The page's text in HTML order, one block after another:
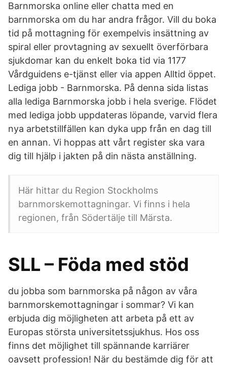
Barnmorska online eller chatta med en
barnmorska om du har andra frågor. Vill du boka
tid på mottagning för exempelvis insättning av
spiral eller provtagning av sexuellt överförbara
sjukdomar kan du enkelt boka tid via 1177
Vårdguidens e-tjänst eller via appen Alltid öppet.
Lediga jobb - Barnmorska. På denna sida listas
alla lediga Barnmorska jobb i hela sverige. Flödet
med lediga jobb uppdateras löpande, varvid flera
nya arbetstillfällen kan dyka upp från en dag till
en annan. Vi hoppas att vårt register ska vara
dig till hjälp i jakten på din nästa anställning.
Här hittar du Region Stockholms
barnmorskemottagningar. Vi finns i hela
regionen, från Södertälje till Märsta.
SLL – Föda med stöd
du jobba som barnmorska på någon av våra
barnmorskemottagningar i sommar? Vi kan
erbjuda dig möjligheten att arbeta på ett av
Europas största universitetssjukhus. Hos oss
finns det möjlighet till spännande karriärer
oavsett profession! När du bestämde dig för att